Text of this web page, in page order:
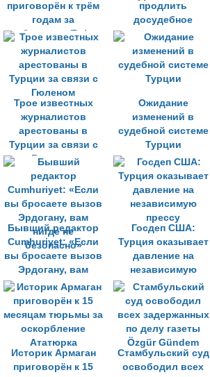
приговорён к трём
годам за
сообщение в Twitter
продлить
досудебное
задержание
четырёх
журналистов
Трое известных
журналистов
арестованы в
Турции за связи с
Гюленом
Ожидание
изменений в
судебной системе
Турции
Бывший редактор
Cumhuriyet: «Если
вы бросаете вызов
Эрдогану, вам
нигде не
безопасно»
Госдеп США:
Турция оказывает
давление на
независимую
прессу
Историк Армаган
приговорён к 15
Стамбульский суд
освободил всех